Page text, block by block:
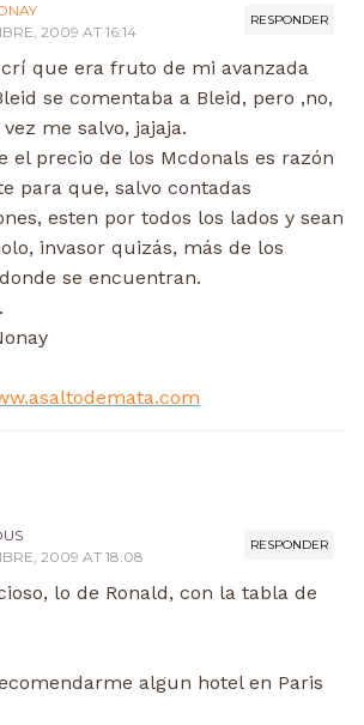
RESPONDER
2009 AT 16:14
que era fruto de mi avanzada
se comentaba a Bleid, pero ,no,
me salvo, jajaja.
el precio de los Mcdonals es razón
para que, salvo contadas
esten por todos los lados y sean
invasor quizás, más de los
se encuentran.
RESPONDER
2009 AT 18:08
lo de Ronald, con la tabla de
algun hotel en Paris